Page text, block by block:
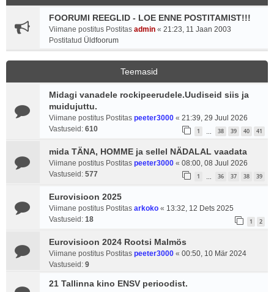
FOORUMI REEGLID - LOE ENNE POSTITAMIST!!!
Viimane postitus Postitas admin « 21:23, 11 Jaan 2003
Postitatud Üldfoorum
Teemasid
Midagi vanadele rockipeerudele.Uudiseid siis ja
muidujuttu.
Viimane postitus Postitas peeter3000 « 21:39, 29 Juul 2026
Vastuseid: 610 1 38 39 40 41
mida TÄNA, HOMME ja sellel NÄDALAL vaadata
Viimane postitus Postitas peeter3000 « 08:00, 08 Juul 2026
Vastuseid: 577 1 36 37 38 39
Eurovisioon 2025
Viimane postitus Postitas arkoko « 13:32, 12 Dets 2025
Vastuseid: 18 1 2
Eurovisioon 2024 Rootsi Malmös
Viimane postitus Postitas peeter3000 « 00:50, 10 Mär 2024
Vastuseid: 9
21 Tallinna kino ENSV perioodist.